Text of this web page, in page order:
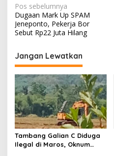
N
a
v
i
g
a
s
i
p
o
s
Pos sebelumnya
Dugaan Mark Up SPAM
Jeneponto, Pekerja Bor
Sebut Rp22 Juta Hilang
Jangan Lewatkan
Tambang Galian C Diduga
Ilegal di Maros, Oknum